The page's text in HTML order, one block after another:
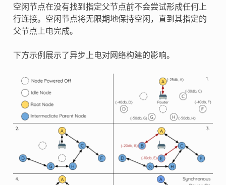
空闲节点在没有找到指定父节点前不会尝试形成任何上
行连接。空闲节点将无限期地保持空闲，直到其指定的
父节点上电完成。
下方示例展示了异步上电对网络构建的影响。